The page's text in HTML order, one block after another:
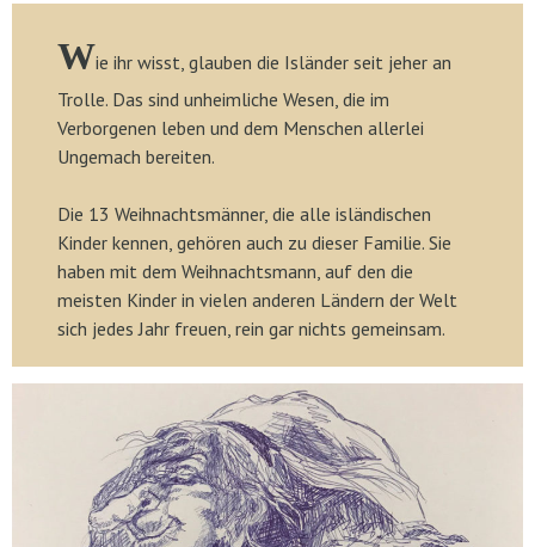
Wie ihr wisst, glauben die Isländer seit jeher an
Trolle. Das sind unheimliche Wesen, die im
Verborgenen leben und dem Menschen allerlei
Ungemach bereiten.
Die 13 Weihnachtsmänner, die alle isländischen
Kinder kennen, gehören auch zu dieser Familie. Sie
haben mit dem Weihnachtsmann, auf den die
meisten Kinder in vielen anderen Ländern der Welt
sich jedes Jahr freuen, rein gar nichts gemeinsam.